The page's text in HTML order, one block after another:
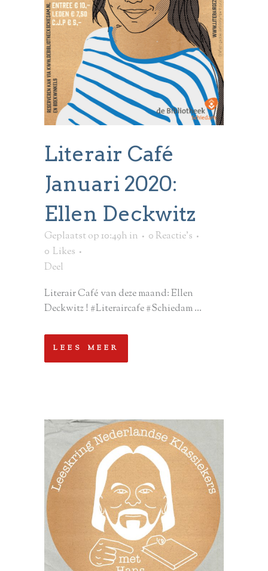
Literair Café
Januari 2020:
Ellen Deckwitz
Geplaatst op 10:49h in
0 Reactie's
0 Likes
Deel
Literair Café van deze maand: Ellen
Deckwitz ! #Literaircafe #Schiedam ...
LEES MEER